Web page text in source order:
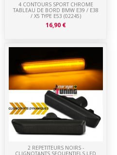
2 REPETITEURS NOIRS -
4 CONTOURS SPORT CHROME
TABLEAU DE BORD BMW E39 / E38
/ X5 TYPE E53 (02245)
16,90 €